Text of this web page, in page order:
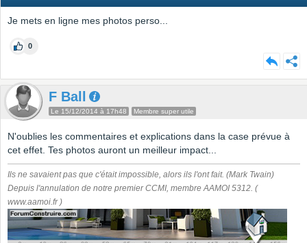
Je mets en ligne mes photos perso...
0
F Ball
Le 15/12/2014 à 17h48 Membre super utile
N'oublies les commentaires et explications dans la case prévue à
cet effet. Tes photos auront un meilleur impact...
Ils ne savaient pas que c'était impossible, alors ils l'ont fait. (Mark Twain)
Depuis l'annulation de notre premier CCMI, membre AAMOI 5312. (
www.aamoi.fr )